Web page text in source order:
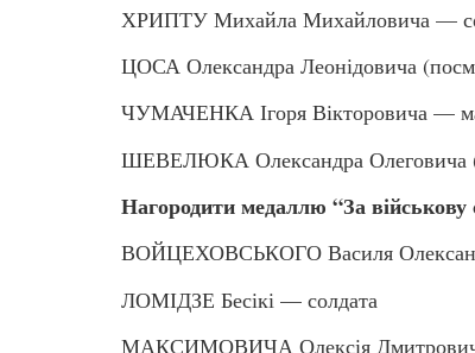
ХРИПТУ Михайла Михайловича —
ЦОСА Олександра Леонідовича
ЧУМАЧЕНКА Ігоря Вікторовича —
ШЕВЕЛЮКА Олександра Олеговича
Нагородити медаллю “За військову
ВОЙЦЕХОВСЬКОГО Василя
ЛОМІДЗЕ Бесікі — солдата
МАКСИМОВИЧА Олексія